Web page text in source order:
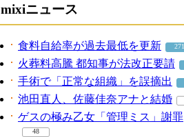
mixiニュース
食料自給率が過去最低を更新 271
火葬料高騰 都知事が法改正要請
手術で「正常な組織」を誤摘出
池田直人、佐藤佳奈アナと結婚
ゲスの極み乙女「管理ミス」謝罪
48